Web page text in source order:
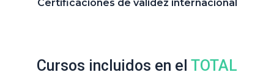
Certificaciones de validez internacional
Cursos incluidos en el TOTAL